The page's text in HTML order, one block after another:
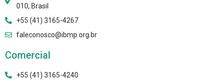
010, Brasil
+55 (41) 3165-4267
faleconosco@ibmp.org.br
Comercial
+55 (41) 3165-4240